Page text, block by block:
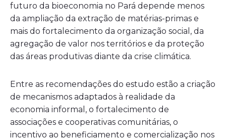
futuro da bioeconomia no Pará depende menos
da ampliação da extração de matérias-primas e
mais do fortalecimento da organização social, da
agregação de valor nos territórios e da proteção
das áreas produtivas diante da crise climática.
Entre as recomendações do estudo estão a criação
de mecanismos adaptados à realidade da
economia informal, o fortalecimento de
associações e cooperativas comunitárias, o
incentivo ao beneficiamento e comercialização nos